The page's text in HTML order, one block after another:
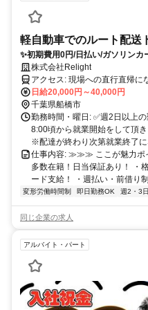
軽自動車でのルート配送
✨初期費用0円/日払い/ガソリンカ
株式会社Relight
アクセス: 現場への直行直帰
日給20,000円～40,000円
千葉県船橋市
勤務時間・曜日: ✅週2日以上
8:00頃から就業開始をして頂
※配達が終わり次第就業終了に
仕事内容: ≫≫≫ ここが魅力
多数在籍！日当保証あり！ ・
ード支給！ ・週払い・前借り
変形労働時間制 即日勤務OK 週2・3
同じ企業の求人
アルバイト・パート